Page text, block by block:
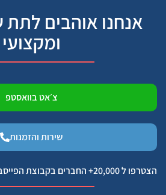
אנחנו אוהבים לתת
ומקצועי
צ׳אט בוואסטפ
שירות והזמנות
הצטרפו ל 20,000+ החברים בקבוצת הפייסבוק שלנו ״מטפלים בהורים